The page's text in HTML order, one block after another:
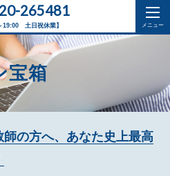
19:00 土日祝休業】
265481
宝箱
の方へ、あなた史上最高